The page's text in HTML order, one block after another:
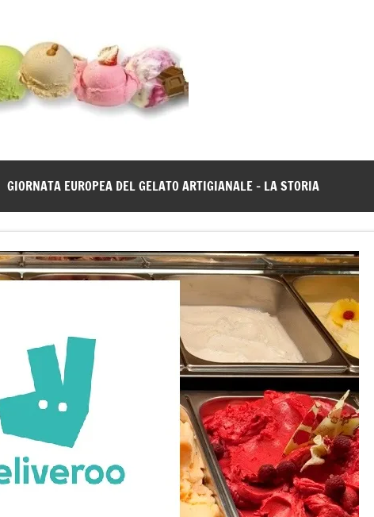
artigianale
GIORNATA EUROPEA DEL GELATO ARTIGIANALE – LA STORIA